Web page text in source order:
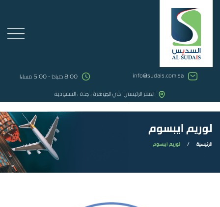
info@sudais.com.sa 8:00 صباحا - 5:00 مساءا
المقر الرئيسي: حي الجوهرة ، جدة ، السعودية
لوريم ايبسوم
الرئيسية / لوريم ايبسوم